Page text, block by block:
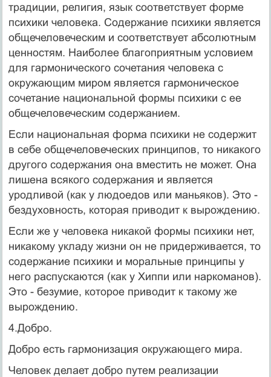
традиции, религия, язык соответствует форме
психики человека. Содержание психики является
общечеловеческим и соответствует абсолютным
ценностям. Наиболее благоприятным условием
для гармонического сочетания человека с
окружающим миром является гармоническое
сочетание национальной формы психики с ее
общечеловеческим содержанием.
Если национальная форма психики не содержит
в себе общечеловеческих принципов, то никакого
другого содержания она вместить не может. Она
лишена всякого содержания и является
уродливой (как у людоедов или маньяков). Это -
бездуховность, которая приводит к вырождению.
Если же у человека никакой формы психики нет,
никакому укладу жизни он не придерживается, то
содержание психики и моральные принципы у
него распускаются (как у Хиппи или наркоманов).
Это - безумие, которое приводит к такому же
вырождению.
4.Добро.
Добро есть гармонизация окружающего мира.
Человек делает добро путем реализации